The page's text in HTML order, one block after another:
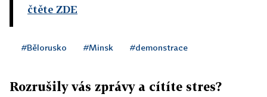
čtěte ZDE
#Bělorusko #Minsk #demonstrace
Rozrušily vás zprávy a cítíte stres?